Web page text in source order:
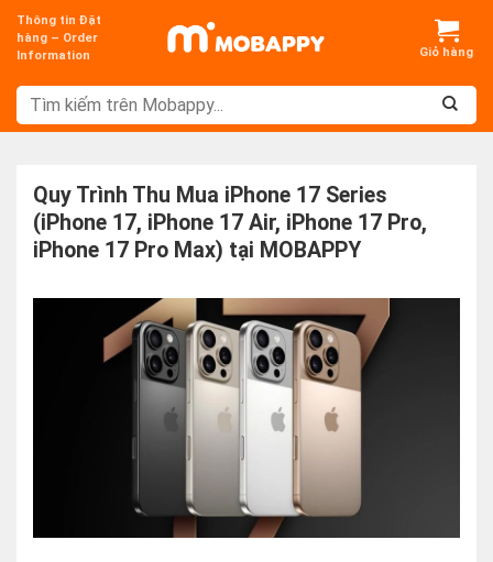
Chuyển
đến
dung
Thông tin Đặt
hàng – Order
Information
Quy Trình Thu Mua iPhone 17 Series
(iPhone 17, iPhone 17 Air, iPhone 17 Pro,
iPhone 17 Pro Max) tại MOBAPPY